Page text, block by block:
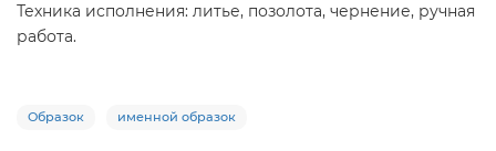
Техника исполнения: литье, позолота, чернение, ручная
работа.
Образок именной образок